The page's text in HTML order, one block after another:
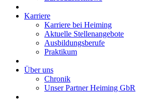
Karriere
Karriere bei Heiming
Aktuelle Stellenangebote
Ausbildungsberufe
Praktikum
Über uns
Chronik
Unser Partner Heiming GbR